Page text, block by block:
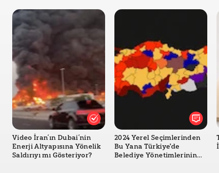
Takvim
Özgür Manşet
Video İran’ın Dubai’nin
Enerji Altyapısına Yönelik
Saldırıyı mı Gösteriyor?
2024 Yerel Seçimlerinden
Bu Yana Türkiye'de
Belediye Yönetimlerinin